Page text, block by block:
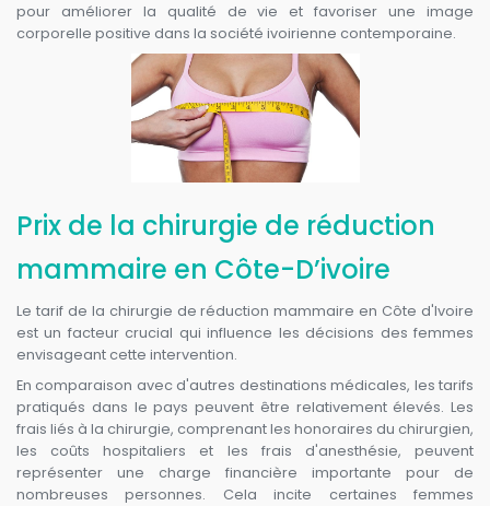
pour améliorer la qualité de vie et favoriser une image
corporelle positive dans la société ivoirienne contemporaine.
Prix de la chirurgie de réduction
mammaire en Côte-D’ivoire
Le tarif de la chirurgie de réduction mammaire en Côte d'Ivoire
est un facteur crucial qui influence les décisions des femmes
envisageant cette intervention.
En comparaison avec d'autres destinations médicales, les tarifs
pratiqués dans le pays peuvent être relativement élevés. Les
frais liés à la chirurgie, comprenant les honoraires du chirurgien,
les coûts hospitaliers et les frais d'anesthésie, peuvent
représenter une charge financière importante pour de
nombreuses personnes. Cela incite certaines femmes